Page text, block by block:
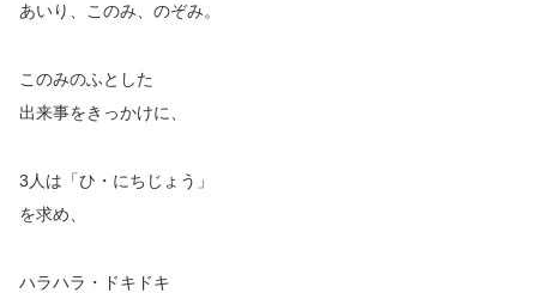
あいり、このみ、のぞみ。
このみのふとした
出来事をきっかけに、
3人は「ひ・にちじょう」
を求め、
ハラハラ・ドキドキ